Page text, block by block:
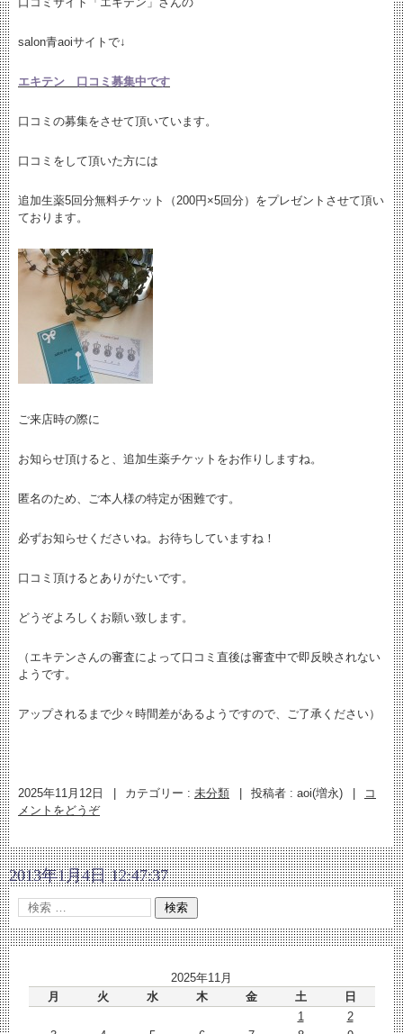
salon青aoiサイトで↓
エキテン 口コミ募集中です
口コミの募集をさせて頂いています。
口コミをして頂いた方には
追加生薬5回分無料チケット（200円×5回分）をプレゼントさせて頂い
ております。
ご来店時の際に
お知らせ頂けると、追加生薬チケットをお作りしますね。
匿名のため、ご本人様の特定が困難です。
必ずお知らせくださいね。お待ちしていますね！
口コミ頂けるとありがたいです。
どうぞよろしくお願い致します。
（エキテンさんの審査によって口コミ直後は審査中で即反映されない
ようです。
アップされるまで少々時間差があるようですので、ご了承ください）
2025年11月12日 カテゴリー : 未分類 投稿者 : aoi(増永)
コ
メントをどうぞ
2013年1月4日 12:47:37
2025年11月
月
火 水 木 金 土
日
1
2